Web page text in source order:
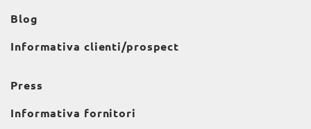
Blog
Informativa clienti/prospect
Press
Informativa fornitori